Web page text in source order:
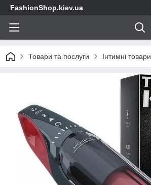
FashionShop.kiev.ua
Товари та послуги Інтимні товари